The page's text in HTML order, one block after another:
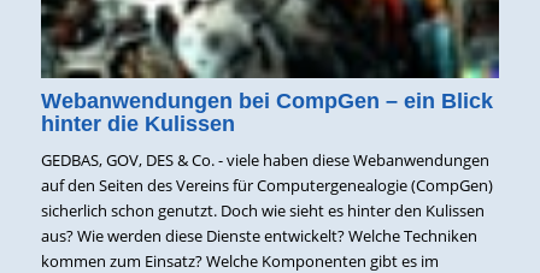
Webanwendungen bei CompGen – ein Blick
hinter die Kulissen
GEDBAS, GOV, DES & Co. - viele haben diese Webanwendungen
auf den Seiten des Vereins für Computergenealogie (CompGen)
sicherlich schon genutzt. Doch wie sieht es hinter den Kulissen
aus? Wie werden diese Dienste entwickelt? Welche Techniken
kommen zum Einsatz? Welche Komponenten gibt es im